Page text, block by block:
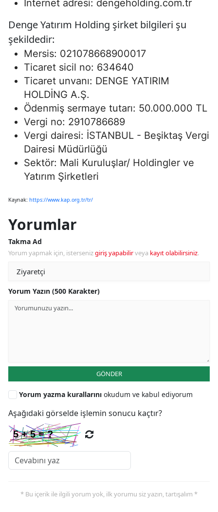
İnternet adresi: dengeholding.com.tr
Denge Yatırım Holding şirket bilgileri şu
şekildedir:
Mersis: 021078668900017
Ticaret sicil no: 634640
Ticaret unvanı: DENGE YATIRIM
HOLDİNG A.Ş.
Ödenmiş sermaye tutarı: 50.000.000 TL
Vergi no: 2910786689
Vergi dairesi: İSTANBUL - Beşiktaş Vergi
Dairesi Müdürlüğü
Sektör: Mali Kuruluşlar/ Holdingler ve
Yatırım Şirketleri
Kaynak: https://www.kap.org.tr/tr/
Yorumlar
Takma Ad
Yorum yapmak için, istersenizgiriş yapabilirveya kayıt olabilirsiniz.
Yorum Yazın (500 Karakter)
GÖNDER
Yorum yazma kurallarını okudum ve kabul ediyorum
Aşağıdaki görselde işlemin sonucu kaçtır?
* Bu içerik ile ilgili yorum yok, ilk yorumu siz yazın, tartışalım *